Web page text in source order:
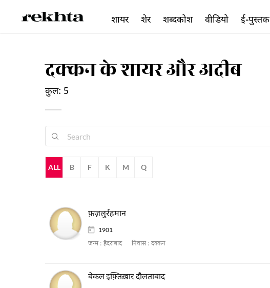
दक्कन के शायर और अदीब
कुल: 5
ALL B F K M Q
फ़ज़लुर्रहमान
1901
जन्म : हैदराबाद निवास : दक्कन
बेकल इफ़्तिख़ार दौलताबाद
शायर शेर शब्दकोश वीडियो ई-पुस्तक